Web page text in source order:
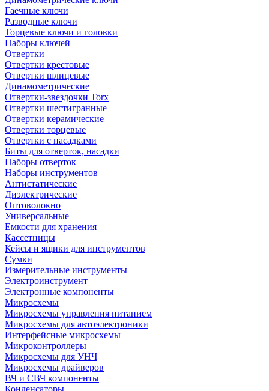
Гаечные ключи
Разводные ключи
Торцевые ключи и головки
Наборы ключей
Отвертки
Отвертки крестовые
Отвертки шлицевые
Динамометрические
Отвертки-звездочки Torx
Отвертки шестигранные
Отвертки керамические
Отвертки торцевые
Отвертки с насадками
Биты для отверток, насадки
Наборы отверток
Наборы инструментов
Антистатические
Диэлектрические
Оптоволокно
Универсальные
Емкости для хранения
Кассетницы
Кейсы и ящики для инструментов
Сумки
Измерительные инструменты
Электроинструмент
Электронные компоненты
Микросхемы
Микросхемы управления питанием
Микросхемы для автоэлектроники
Интерфейсные микросхемы
Микроконтроллеры
Микросхемы для УНЧ
Микросхемы драйверов
ВЧ и СВЧ компоненты
Конденсаторы